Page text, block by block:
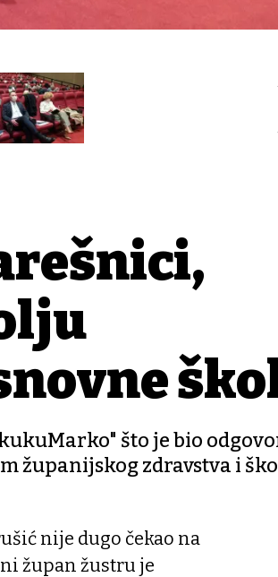
što je bio
županijskog zdravstva i
nije dugo čekao na
župan žustru je